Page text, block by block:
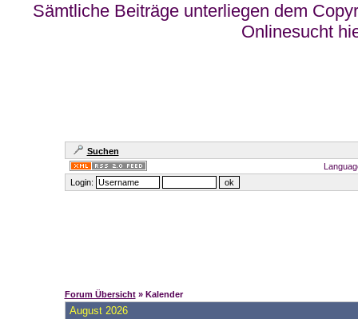
Sämtliche Beiträge unterliegen dem
Onlinesucht
Suchen
Login:
Forum Übersicht» Kalender
August 2026